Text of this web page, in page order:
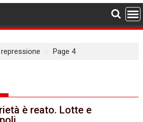
repressione Page 4
è reato. Lotte e